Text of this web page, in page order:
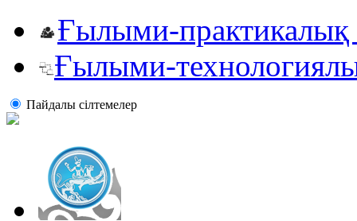
Ғылыми-практикалық
Ғылыми-
Пайдалы сiлтемелер